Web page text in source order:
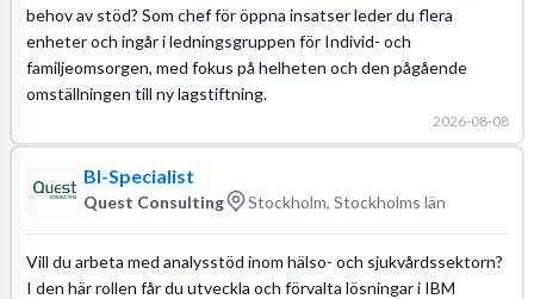
behov av stöd? Som chef för öppna insatser leder du flera
enheter och ingår i ledningsgruppen för Individ- och
familjeomsorgen, med fokus på helheten och den pågående
omställningen till ny lagstiftning.
2026-08-08
BI-Specialist
Quest Consulting Stockholm, Stockholms län
Vill du arbeta med analysstöd inom hälso- och sjukvårdssektorn?
I den här rollen får du utveckla och förvalta lösningar i IBM